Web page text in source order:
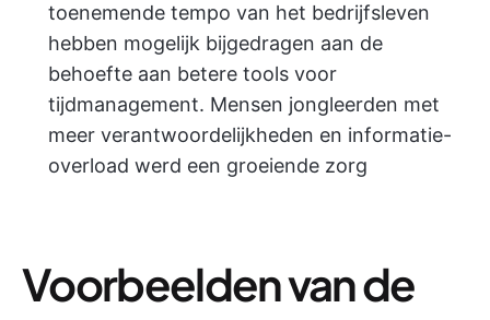
toenemende tempo van het bedrijfsleven
hebben mogelijk bijgedragen aan de
behoefte aan betere tools voor
tijdmanagement. Mensen jongleerden met
meer verantwoordelijkheden en informatie-
overload werd een groeiende zorg
Voorbeelden van de